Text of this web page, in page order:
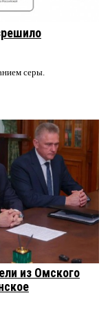
серы.
из Омского